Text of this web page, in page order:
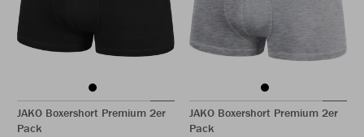
JAKO Boxershort Premium 2er
Pack
JAKO Boxershort Premium 2er
Pack